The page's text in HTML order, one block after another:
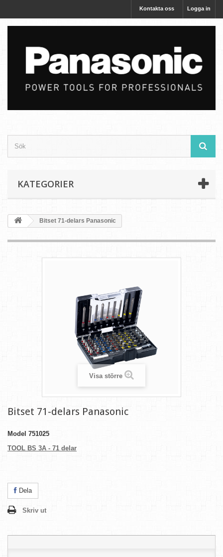
Logga in
Kontakta oss
KATEGORIER
Bitset 71-delars Panasonic
Visa större
Bitset 71-delars Panasonic
Model 751025
TOOL BS 3A - 71 delar
Dela
Skriv ut